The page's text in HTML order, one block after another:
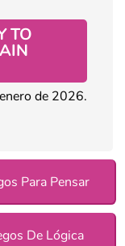
TO
de 2026.
Para Pensar
De Lógica